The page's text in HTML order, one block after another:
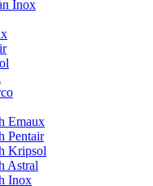
Inox
Emaux
Pentair
Kripsol
Astral
Inox